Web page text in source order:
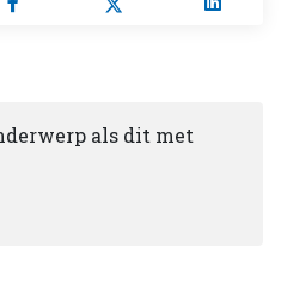
als dit met